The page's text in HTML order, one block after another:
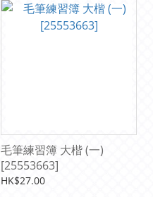
毛筆練習簿 大楷 (一)
[25553663]
HK$27.00